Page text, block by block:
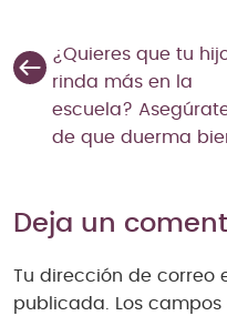
¿Quieres que tu
rinda más en la
escuela?
de que duerma
Deja un
Tu dirección de correo
publicada.
Los